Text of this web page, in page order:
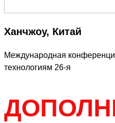
Ханчжоу, Китай
Международная
технологиям 26-я